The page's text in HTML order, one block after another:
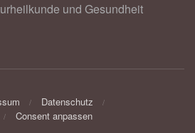
und Gesundheit
Datenschutz
Consent anpassen